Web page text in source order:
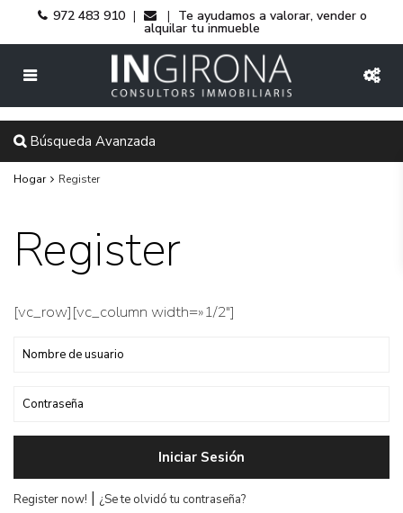
972 483 910 | | Te ayudamos a valorar, vender o
alquilar tu inmueble
Búsqueda Avanzada
Hogar Register
Register
[vc_row][vc_column width=»1/2″]
Iniciar Sesión
Register now! | ¿Se te olvidó tu contraseña?